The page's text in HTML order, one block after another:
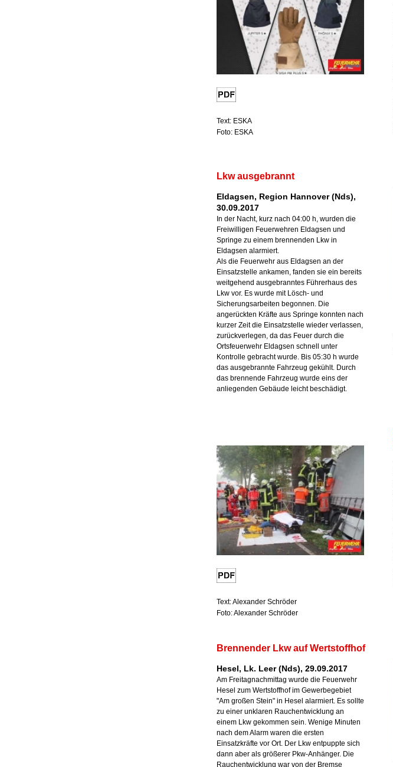
Text: ESKA
Foto: ESKA
Lkw ausgebrannt
Eldagsen, Region Hannover (Nds),
30.09.2017
In der Nacht, kurz nach 04:00 h, wurden die
Freiwilligen Feuerwehren Eldagsen und
Springe zu einem brennenden Lkw in
Eldagsen alarmiert.
Als die Feuerwehr aus Eldagsen an der
Einsatzstelle ankamen, fanden sie ein bereits
weitgehend ausgebranntes Führerhaus des
Lkw vor. Es wurde mit Lösch- und
Sicherungsarbeiten begonnen. Die
angerückten Kräfte aus Springe konnten nach
kurzer Zeit die Einsatzstelle wieder verlassen,
zurückverlegen, da das Feuer durch die
Ortsfeuerwehr Eldagsen schnell unter
Kontrolle gebracht wurde. Bis 05:30 h wurde
das ausgebrannte Fahrzeug gekühlt. Durch
das brennende Fahrzeug wurde eins der
anliegenden Gebäude leicht beschädigt.
Text: Alexander Schröder
Foto: Alexander Schröder
Brennender Lkw auf Wertstoffhof
Hesel, Lk. Leer (Nds), 29.09.2017
Am Freitagnachmittag wurde die Feuerwehr
Hesel zum Wertstoffhof im Gewerbegebiet
"Am großen Stein" in Hesel alarmiert. Es sollte
zu einer unklaren Rauchentwicklung an
einem Lkw gekommen sein. Wenige Minuten
nach dem Alarm waren die ersten
Einsatzkräfte vor Ort. Der Lkw entpuppte sich
dann aber als größerer Pkw-Anhänger. Die
Rauchentwicklung war von der Bremse